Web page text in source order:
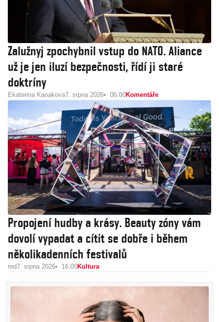
Zalužnyj zpochybnil vstup do NATO. Aliance
už je jen iluzí bezpečnosti, řídí ji staré
doktríny
Ekaterina Kanakova7. srpna 2026 06:00Komentáře
Propojení hudby a krásy. Beauty zóny vám
dovolí vypadat a cítit se dobře i během
několikadenních festivalů
red7. srpna 2026 16:00Kultura